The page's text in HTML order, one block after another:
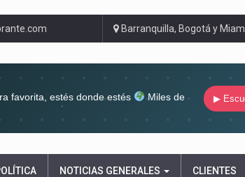
Barranquilla, Bogotá y
favorita, estés donde estés
Miles de
▶
NOTICIAS GENERALES CLIENTES